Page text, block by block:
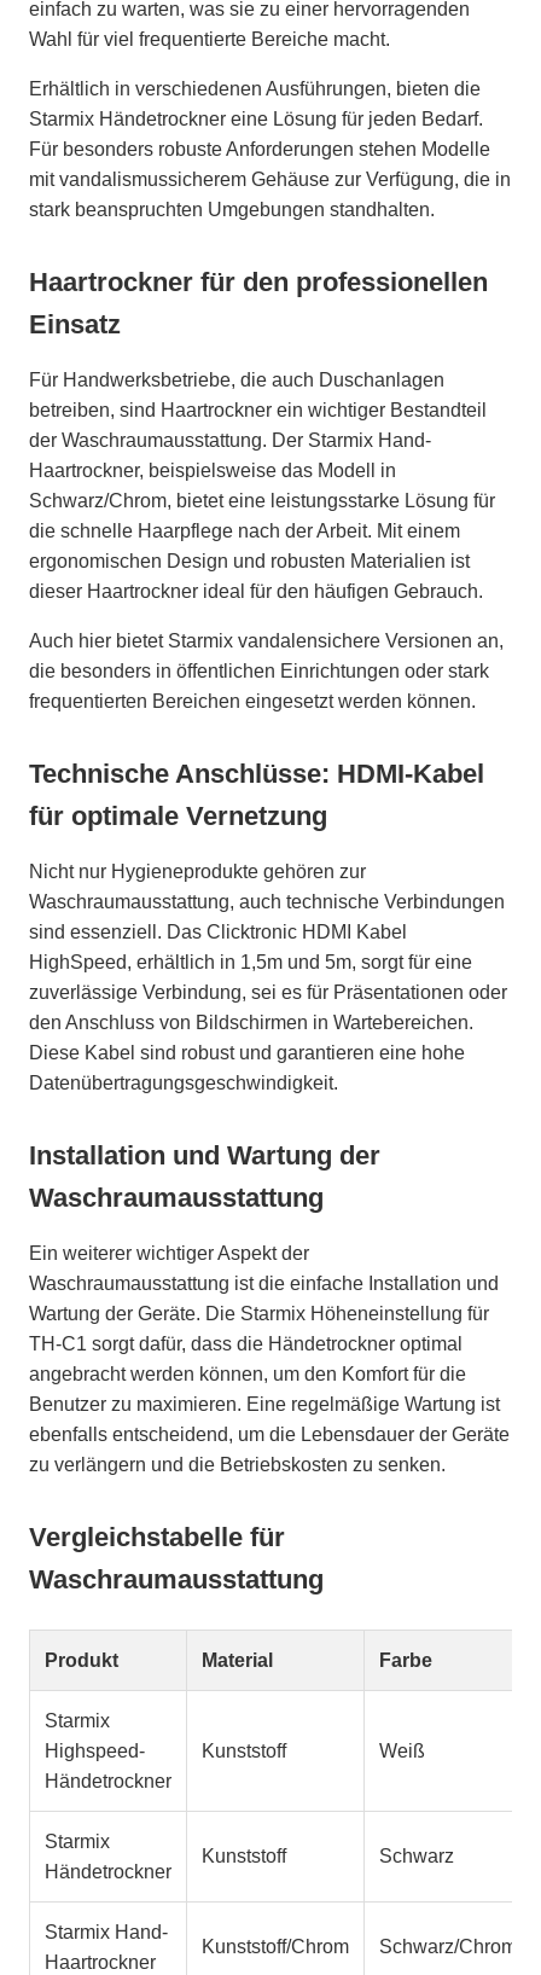
einfach zu warten, was sie zu einer hervorragenden
Wahl für viel frequentierte Bereiche macht.
Erhältlich in verschiedenen Ausführungen, bieten die
Starmix Händetrockner eine Lösung für jeden Bedarf.
Für besonders robuste Anforderungen stehen Modelle
mit vandalismussicherem Gehäuse zur Verfügung, die in
stark beanspruchten Umgebungen standhalten.
Haartrockner für den professionellen
Einsatz
Für Handwerksbetriebe, die auch Duschanlagen
betreiben, sind Haartrockner ein wichtiger Bestandteil
der Waschraumausstattung. Der Starmix Hand-
Haartrockner, beispielsweise das Modell in
Schwarz/Chrom, bietet eine leistungsstarke Lösung für
die schnelle Haarpflege nach der Arbeit. Mit einem
ergonomischen Design und robusten Materialien ist
dieser Haartrockner ideal für den häufigen Gebrauch.
Auch hier bietet Starmix vandalensichere Versionen an,
die besonders in öffentlichen Einrichtungen oder stark
frequentierten Bereichen eingesetzt werden können.
Technische Anschlüsse: HDMI-Kabel
für optimale Vernetzung
Nicht nur Hygieneprodukte gehören zur
Waschraumausstattung, auch technische Verbindungen
sind essenziell. Das Clicktronic HDMI Kabel
HighSpeed, erhältlich in 1,5m und 5m, sorgt für eine
zuverlässige Verbindung, sei es für Präsentationen oder
den Anschluss von Bildschirmen in Wartebereichen.
Diese Kabel sind robust und garantieren eine hohe
Datenübertragungsgeschwindigkeit.
Installation und Wartung der
Waschraumausstattung
Ein weiterer wichtiger Aspekt der
Waschraumausstattung ist die einfache Installation und
Wartung der Geräte. Die Starmix Höheneinstellung für
TH-C1 sorgt dafür, dass die Händetrockner optimal
angebracht werden können, um den Komfort für die
Benutzer zu maximieren. Eine regelmäßige Wartung ist
ebenfalls entscheidend, um die Lebensdauer der Geräte
zu verlängern und die Betriebskosten zu senken.
Vergleichstabelle für
Waschraumausstattung
Produkt Material Farbe
Starmix
Highspeed-
Händetrockner
Kunststoff Weiß
Starmix
Händetrockner
Kunststoff Schwarz
Starmix Hand-
Haartrockner
Kunststoff/Chrom Schwarz/Chrom